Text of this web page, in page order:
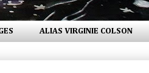
ALIAS VIRGINIE COLSON